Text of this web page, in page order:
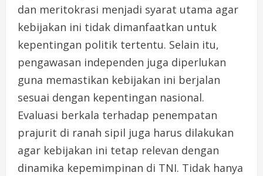
dan meritokrasi menjadi syarat utama agar
kebijakan ini tidak dimanfaatkan untuk
kepentingan politik tertentu. Selain itu,
pengawasan independen juga diperlukan
guna memastikan kebijakan ini berjalan
sesuai dengan kepentingan nasional.
Evaluasi berkala terhadap penempatan
prajurit di ranah sipil juga harus dilakukan
agar kebijakan ini tetap relevan dengan
dinamika kepemimpinan di TNI. Tidak hanya